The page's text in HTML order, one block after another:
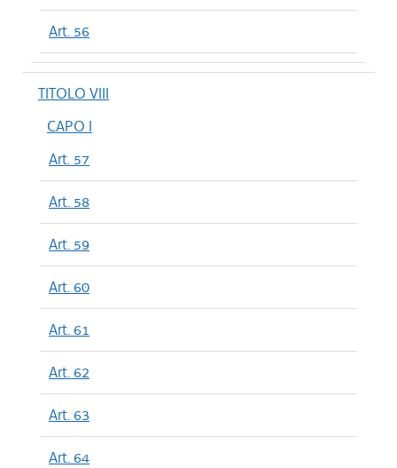
Art. 56
TITOLO VIII
CAPO I
Art. 57
Art. 58
Art. 59
Art. 60
Art. 61
Art. 62
Art. 63
Art. 64